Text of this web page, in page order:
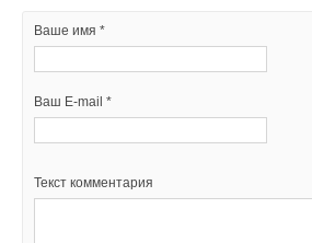
Ваше имя *
Ваш E-mail *
Текст комментария